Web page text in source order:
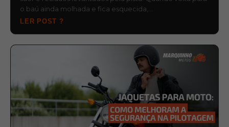
o baú ainda molhada e fica esquecida,…
LER POST ?